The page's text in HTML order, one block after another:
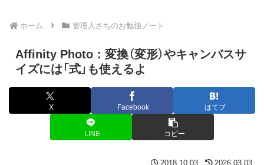
ホーム 管理人さちのお勉強ノート
Affinity Photo：変換（変形）やキャンバスサ
イズには「式」も使えるよ
X Facebook はてブ
LINE コピー
2018.10.03 2026.03.03